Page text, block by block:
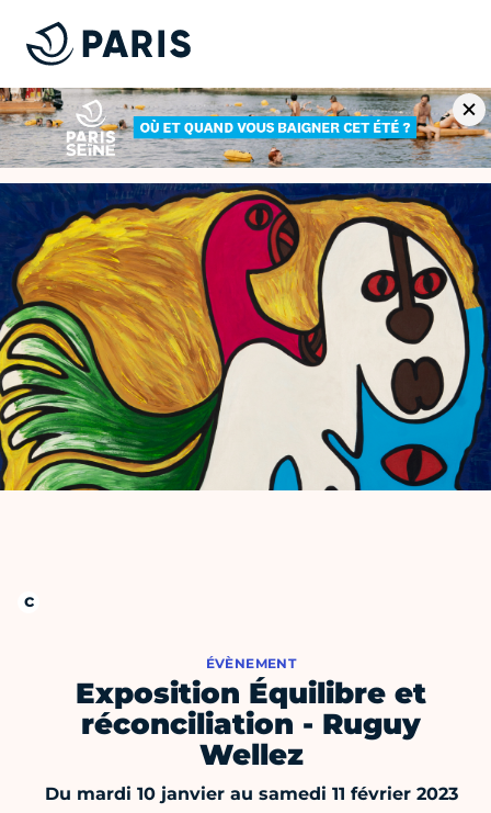
ÉVÈNEMENT
Exposition Équilibre et
réconciliation - Ruguy
Wellez
Du mardi 10 janvier au samedi 11 février 2023